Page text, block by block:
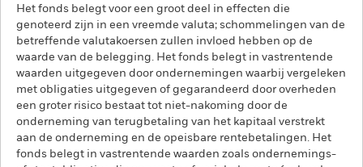
Het fonds belegt voor een groot deel in effecten die
genoteerd zijn in een vreemde valuta; schommelingen van de
betreffende valutakoersen zullen invloed hebben op de
waarde van de belegging. Het fonds belegt in vastrentende
waarden uitgegeven door ondernemingen waarbij vergeleken
met obligaties uitgegeven of gegarandeerd door overheden
een groter risico bestaat tot niet-nakoming door de
onderneming van terugbetaling van het kapitaal verstrekt
aan de onderneming en de opeisbare rentebetalingen. Het
fonds belegt in vastrentende waarden zoals ondernemings-